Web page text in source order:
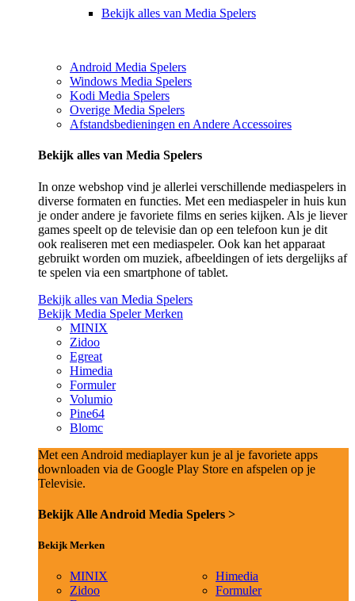
Bekijk alles van Media Spelers
Android Media Spelers
Windows Media Spelers
Kodi Media Spelers
Overige Media Spelers
Afstandsbedieningen en Andere Accessoires
Bekijk alles van Media Spelers
In onze webshop vind je allerlei verschillende mediaspelers in
diverse formaten en functies. Met een mediaspeler in huis kun
je onder andere je favoriete films en series kijken. Als je liever
games speelt op de televisie dan op een telefoon kun je dit
ook realiseren met een mediaspeler. Ook kan het apparaat
gebruikt worden om muziek, afbeeldingen of iets dergelijks af
te spelen via een smartphone of tablet.
Bekijk alles van Media Spelers
Bekijk Media Speler Merken
MINIX
Zidoo
Egreat
Himedia
Formuler
Volumio
Pine64
Blomc
Met een Android mediaplayer kun je al je favoriete apps
downloaden via de Google Play Store en afspelen op je
Televisie.
Bekijk Alle Android Media Spelers >
Bekijk Merken
MINIX
Zidoo
Himedia
Formuler